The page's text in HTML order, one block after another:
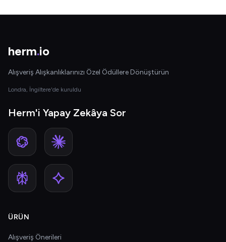
herm.io
Alışveriş Alışkanlıklarınızı Özel Ödüllere Dönüştürün
Londra, İngiltere'de kuruldu
Herm'i Yapay Zekâya Sor
ÜRÜN
Alışveriş Önerileri